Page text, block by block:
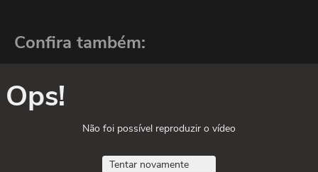
Confira também:
Ops!
Não foi possível reproduzir o vídeo
Tentar novamente